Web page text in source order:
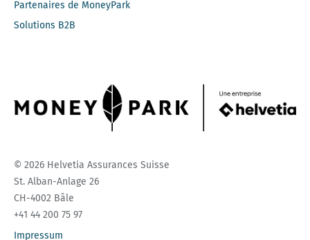
Partenaires de MoneyPark
Solutions B2B
© 2026 Helvetia Assurances Suisse
St. Alban-Anlage 26
CH-4002 Bâle
+41 44 200 75 97
Impressum